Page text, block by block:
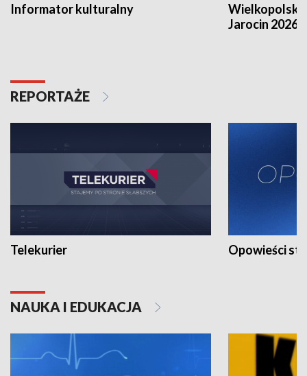
Informator kulturalny
Jarocin 2026
REPORTAŻE
Telekurier Opowieści
NAUKA I EDUKACJA